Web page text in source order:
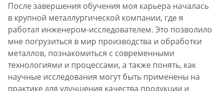
После завершения обучения моя карьера началась
в крупной металлургической компании, где я
работал инженером-исследователем. Это позволило
мне погрузиться в мир производства и обработки
металлов, познакомиться с современными
технологиями и процессами, а также понять, как
научные исследования могут быть применены на
практике для улучшения качества продукции и